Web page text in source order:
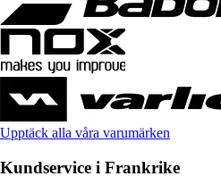
Upptäck alla våra varumärken
Kundservice i Frankrike